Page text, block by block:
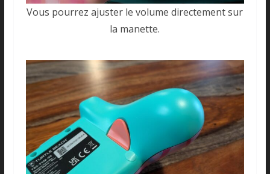
Vous pourrez ajuster le volume directement sur
la manette.